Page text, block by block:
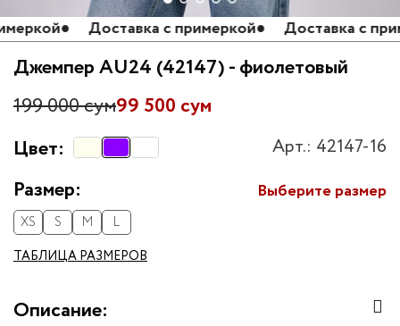
● Доставка с примеркой● Доставка с
Джемпер AU24 (42147) - фиолетовый
99 500 сум
199 000 сум
Цвет:
Арт.: 42147-16
Размер:
XS S M
L
ТАБЛИЦА РАЗМЕРОВ
Выберите размер
Описание: